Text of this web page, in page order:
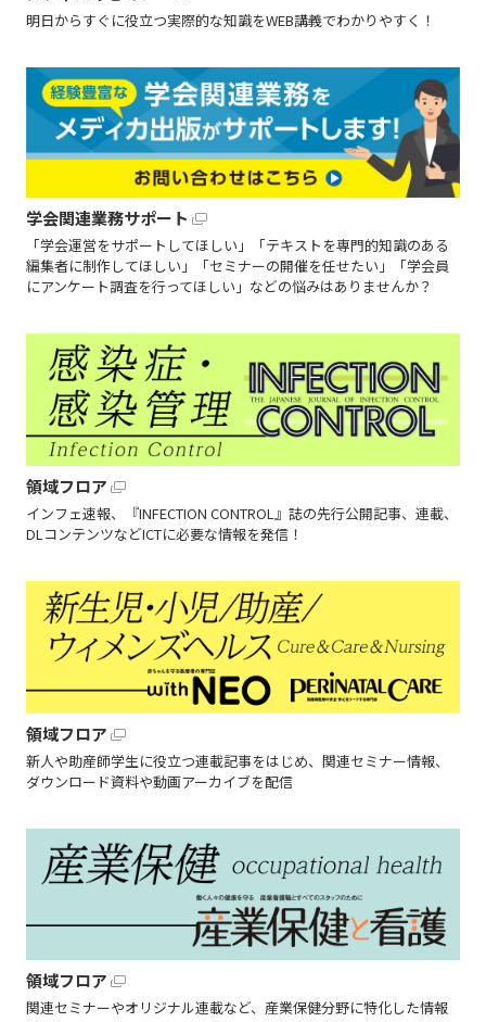
明日からすぐに役立つ実際的な知識をWEB講義でわかりやすく！
学会関連業務サポート
「学会運営をサポートしてほしい」「テキストを専門的知識のある
編集者に制作してほしい」「セミナーの開催を任せたい」「学会員
にアンケート調査を行ってほしい」などの悩みはありませんか？
領域フロア
インフェ速報、『INFECTION CONTROL』誌の先行公開記事、連載、
DLコンテンツなどICTに必要な情報を発信！
領域フロア
新人や助産師学生に役立つ連載記事をはじめ、関連セミナー情報、
ダウンロード資料や動画アーカイブを配信
領域フロア
関連セミナーやオリジナル連載など、産業保健分野に特化した情報